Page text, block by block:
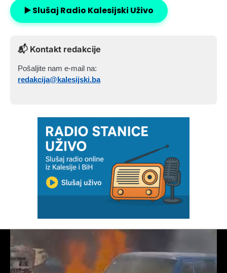
▶️ Slušaj Radio Kalesijski Uživo
📬 Kontakt redakcije
Pošaljite nam e-mail na:
redakcija@kalesijski.ba